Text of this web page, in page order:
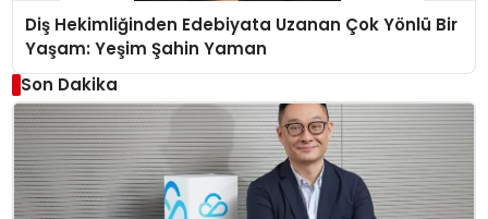
Diş Hekimliğinden Edebiyata Uzanan Çok Yönlü Bir
Yaşam: Yeşim Şahin Yaman
Son Dakika